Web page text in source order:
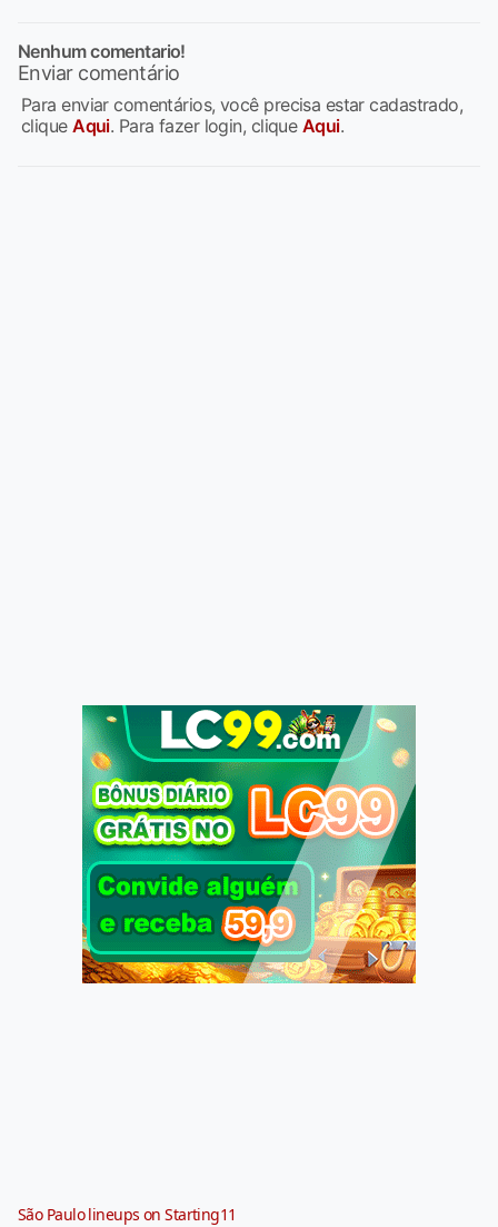
Nenhum comentario!
Enviar comentário
Para enviar comentários, você precisa estar cadastrado,
cliqueAqui. Para fazer login, clique Aqui.
São Paulo lineups on Starting11